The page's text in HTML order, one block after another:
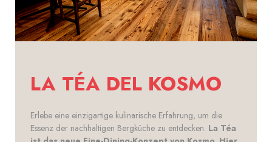
LA TÉA DEL KOSMO
Erlebe eine einzigartige kulinarische Erfahrung, um die
Essenz der nachhaltigen Bergküche zu entdecken. La Téa